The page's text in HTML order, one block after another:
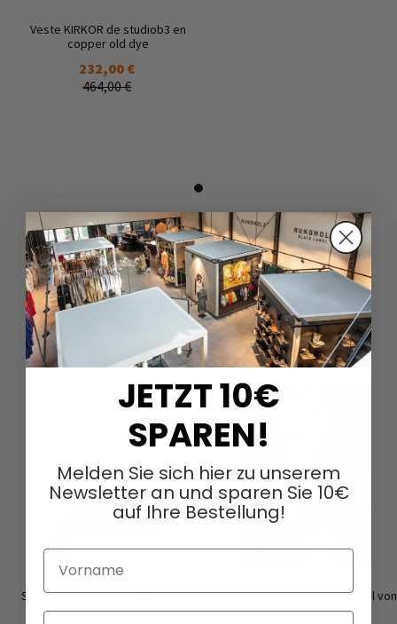
Veste KIRKOR de studiob3 en
copper old dye
232,00 €
464,00 €
DAZU PASSEND
Sandale en cuir de SORT AARHUS
en Gasoline nero / nero
Gürtelarmband im Vintage-Stil von
Mya Lambrecht
JETZT 10€
SPAREN!
Melden Sie sich hier zu unserem
Newsletter an und sparen Sie 10€
auf Ihre Bestellung!
Vorname